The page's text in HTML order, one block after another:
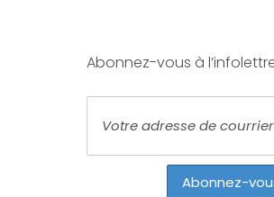
Abonnez-vous à